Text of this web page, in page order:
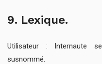
9. Lexique.
Utilisateur : Internaute
susnommé.